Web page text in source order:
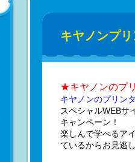
キヤノンプ
★キヤノンのプ
キヤノンのプリン
スペシャルWEBサ
キャンペーン！
楽しんで学べるア
ているからお見逃